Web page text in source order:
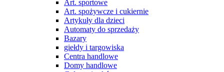
Art. sportowe
Art. spożywcze i cukiernie
Artykuły dla dzieci
Automaty do sprzedaży
Bazary
giełdy i targowiska
Centra handlowe
Domy handlowe